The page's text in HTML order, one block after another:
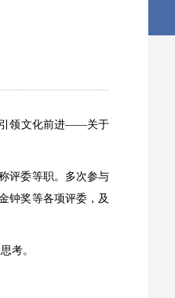
引领文化前进——关于
评委等职。多次参与
钟奖等各项评委，及
考。